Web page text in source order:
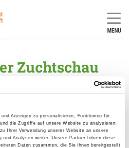
Anzeigen zu personalisieren, Funktionen für
die Zugriffe auf unsere Website zu analysieren.
Ihrer Verwendung unserer Website an unsere
und Analysen weiter. Unsere Partner führen diese
Daten zusammen, die Sie ihnen bereitgestellt
MENU
Zuchtschau